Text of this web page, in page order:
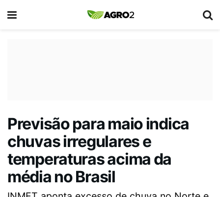
Previsão para maio indica
chuvas irregulares e
temperaturas acima da
média no Brasil